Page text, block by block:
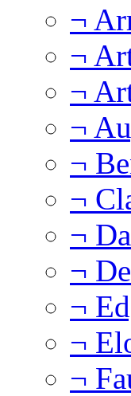
¬
¬
¬
¬
¬
¬
¬
¬
¬
¬
¬